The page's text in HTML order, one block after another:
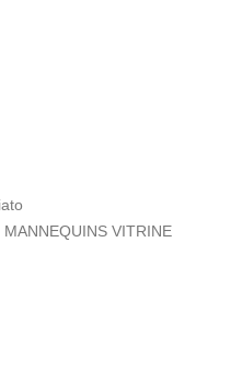
MANNEQUINS VITRINE